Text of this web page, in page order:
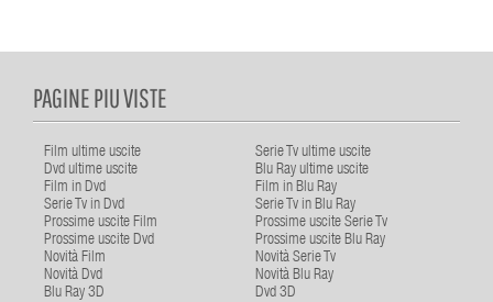
PAGINE PIU VISTE
Film ultime uscite
Serie Tv ultime uscite
Dvd ultime uscite
Blu Ray ultime uscite
Film in Dvd
Film in Blu Ray
Serie Tv in Dvd
Serie Tv in Blu Ray
Prossime uscite Film
Prossime uscite Serie Tv
Prossime uscite Dvd
Prossime uscite Blu Ray
Novità Film
Novità Serie Tv
Novità Dvd
Novità Blu Ray
Blu Ray 3D
Dvd 3D